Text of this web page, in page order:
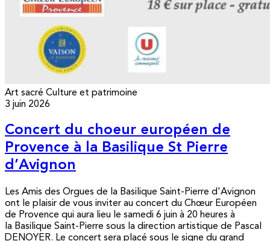
Art sacré Culture et patrimoine
3 juin 2026
Concert du choeur européen de
Provence à la Basilique St Pierre
d’Avignon
Les Amis des Orgues de la Basilique Saint-Pierre d'Avignon
ont le plaisir de vous inviter au concert du Chœur Européen
de Provence qui aura lieu le samedi 6 juin à 20 heures à
la Basilique Saint-Pierre sous la direction artistique de Pascal
DENOYER. Le concert sera placé sous le signe du grand